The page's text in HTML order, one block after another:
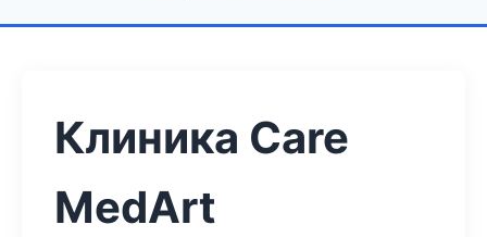
Клиника Care
MedArt